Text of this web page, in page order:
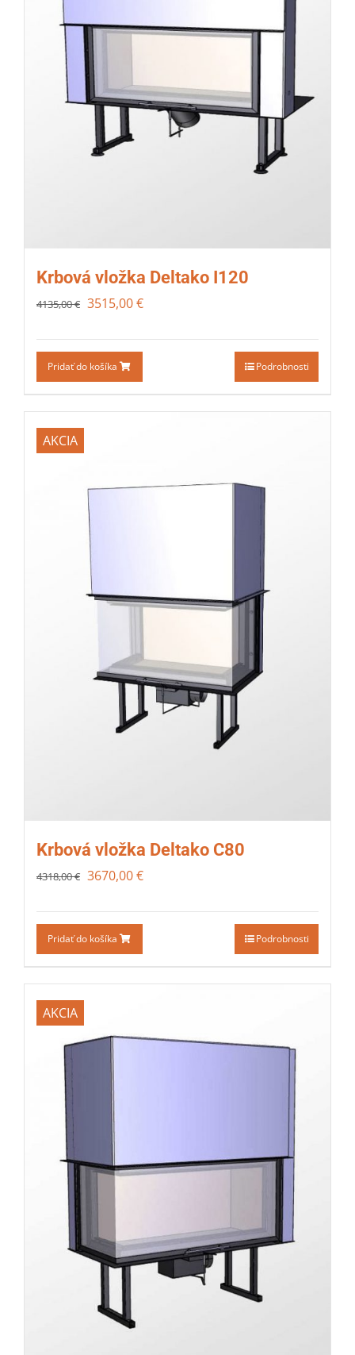
Krbová vložka Deltako I120
4135,00€ 3515,00€
Pridať do košíka Podrobnosti
AKCIA
Krbová vložka Deltako C80
4318,00€ 3670,00€
Pridať do košíka Podrobnosti
AKCIA